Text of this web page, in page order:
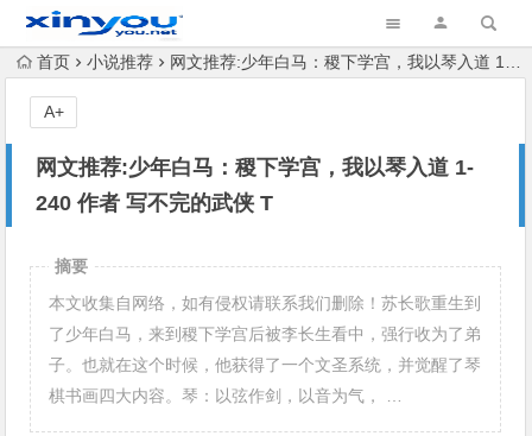
首页 小说推荐 网文推荐:少年白马：稷下学宫，我以琴入道 1-240 作者 写不完的武侠 T
网文推荐:少年白马：稷下学宫，我以琴入道 1-
240 作者 写不完的武侠 T
A+
摘要
本文收集自网络，如有侵权请联系我们删除！苏长歌重生到
了少年白马，来到稷下学宫后被李长生看中，强行收为了弟
子。也就在这个时候，他获得了一个文圣系统，并觉醒了琴
棋书画四大内容。琴：以弦作剑，以音为气， …